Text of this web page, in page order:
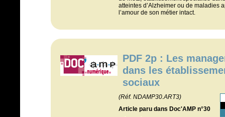
atteintes d’Alzheimer ou de maladies
l’amour de son métier intact.
PDF 2p : Les
dans les
sociaux
(Réf. NDAMP30.ART3)
Article paru dans Doc'AMP n°30